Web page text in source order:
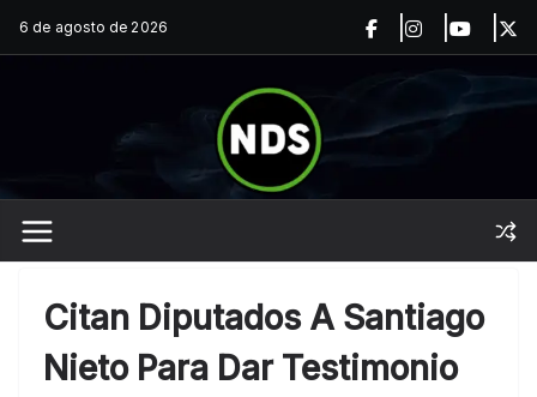
Saltar
al
6 de agosto de 2026
Citan Diputados A Santiago
Nieto Para Dar Testimonio